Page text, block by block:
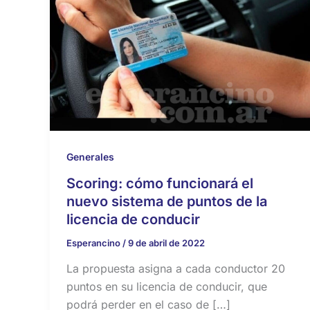
Generales
Scoring: cómo funcionará el
nuevo sistema de puntos de la
licencia de conducir
Esperancino /9 de abril de 2022
La propuesta asigna a cada conductor 20
puntos en su licencia de conducir, que
podrá perder en el caso de […]